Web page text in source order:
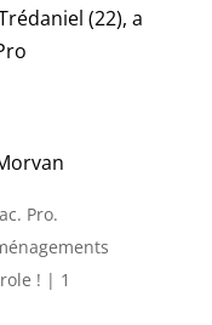
(22), a
Pro.
! | 1